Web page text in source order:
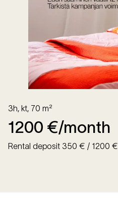
3h, kt, 70 m²
1200 €/month
Rental deposit 350 € / 1200